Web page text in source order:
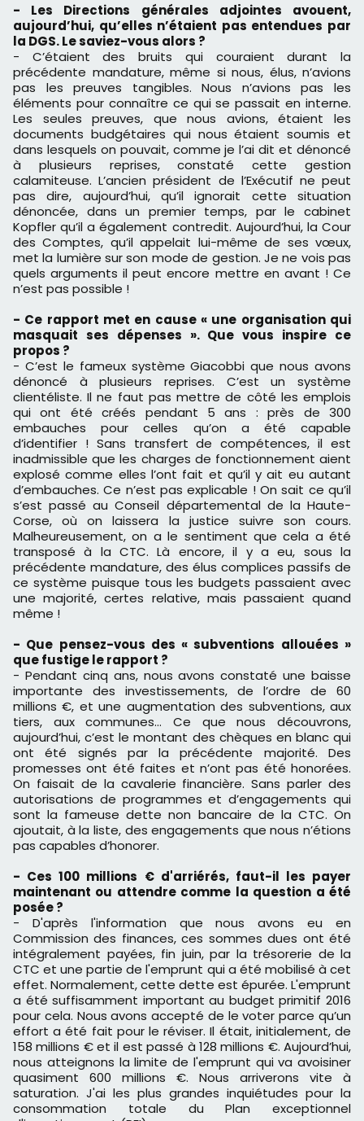
- Les Directions générales adjointes avouent,
aujourd’hui, qu’elles n’étaient pas entendues par
la DGS. Le saviez-vous alors ?
- C’étaient des bruits qui couraient durant la
précédente mandature, même si nous, élus, n’avions
pas les preuves tangibles. Nous n’avions pas les
éléments pour connaître ce qui se passait en interne.
Les seules preuves, que nous avions, étaient les
documents budgétaires qui nous étaient soumis et
dans lesquels on pouvait, comme je l’ai dit et dénoncé
à plusieurs reprises, constaté cette gestion
calamiteuse. L’ancien président de l’Exécutif ne peut
pas dire, aujourd’hui, qu’il ignorait cette situation
dénoncée, dans un premier temps, par le cabinet
Kopfler qu’il a également contredit. Aujourd’hui, la Cour
des Comptes, qu’il appelait lui-même de ses vœux,
met la lumière sur son mode de gestion. Je ne vois pas
quels arguments il peut encore mettre en avant ! Ce
n’est pas possible !
- Ce rapport met en cause « une organisation qui
masquait ses dépenses ». Que vous inspire ce
propos ?
- C’est le fameux système Giacobbi que nous avons
dénoncé à plusieurs reprises. C’est un système
clientéliste. Il ne faut pas mettre de côté les emplois
qui ont été créés pendant 5 ans : près de 300
embauches pour celles qu’on a été capable
d’identifier ! Sans transfert de compétences, il est
inadmissible que les charges de fonctionnement aient
explosé comme elles l’ont fait et qu’il y ait eu autant
d’embauches. Ce n’est pas explicable ! On sait ce qu’il
s’est passé au Conseil départemental de la Haute-
Corse, où on laissera la justice suivre son cours.
Malheureusement, on a le sentiment que cela a été
transposé à la CTC. Là encore, il y a eu, sous la
précédente mandature, des élus complices passifs de
ce système puisque tous les budgets passaient avec
une majorité, certes relative, mais passaient quand
même !
- Que pensez-vous des « subventions allouées »
que fustige le rapport ?
- Pendant cinq ans, nous avons constaté une baisse
importante des investissements, de l’ordre de 60
millions €, et une augmentation des subventions, aux
tiers, aux communes… Ce que nous découvrons,
aujourd’hui, c’est le montant des chèques en blanc qui
ont été signés par la précédente majorité. Des
promesses ont été faites et n’ont pas été honorées.
On faisait de la cavalerie financière. Sans parler des
autorisations de programmes et d’engagements qui
sont la fameuse dette non bancaire de la CTC. On
ajoutait, à la liste, des engagements que nous n’étions
pas capables d’honorer.
- Ces 100 millions € d'arriérés, faut-il les payer
maintenant ou attendre comme la question a été
posée ?
- D'après l'information que nous avons eu en
Commission des finances, ces sommes dues ont été
intégralement payées, fin juin, par la trésorerie de la
CTC et une partie de l'emprunt qui a été mobilisé à cet
effet. Normalement, cette dette est épurée. L'emprunt
a été suffisamment important au budget primitif 2016
pour cela. Nous avons accepté de le voter parce qu’un
effort a été fait pour le réviser. Il était, initialement, de
158 millions € et il est passé à 128 millions €. Aujourd’hui,
nous atteignons la limite de l'emprunt qui va avoisiner
quasiment 600 millions €. Nous arriverons vite à
saturation. J'ai les plus grandes inquiétudes pour la
consommation totale du Plan exceptionnel